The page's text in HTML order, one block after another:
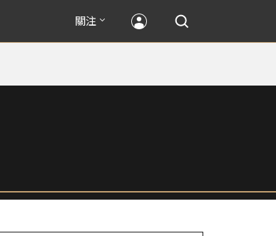
關注